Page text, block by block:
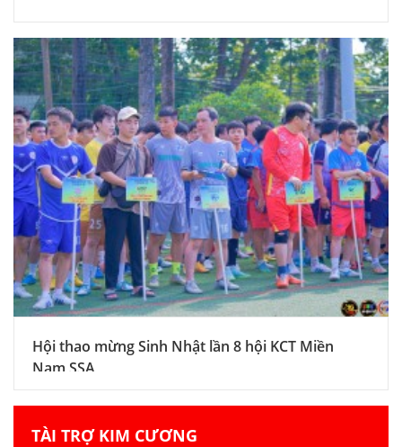
Hội thao mừng Sinh Nhật lần 8 hội KCT Miền
Nam SSA
TÀI TRỢ KIM CƯƠNG